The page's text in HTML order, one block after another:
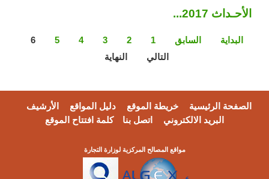
الأحـداث 2017...
البداية السابق 1
2
3
4
5
6
التالي
النهاية
الصفحة الرئيسية خريطة الموقع دليل المواقع
الأرشيف
البريد الالكتروني
اتصل بنا كلمة افتتاح الموقع
مواقع المصالح المركزية لوزارة التجارة